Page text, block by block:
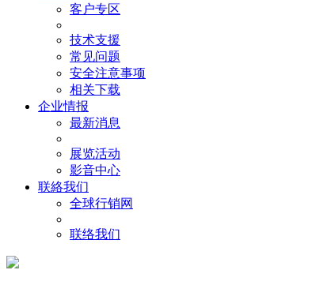
客户专区
技术支援
常见问题
安全注意事项
相关下载
企业情报
最新消息
展览活动
影音中心
联絡我们
全球行销网
联络我们